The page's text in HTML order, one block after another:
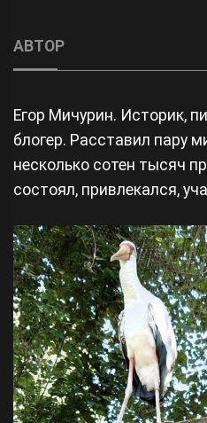
АВТОР
Егор Мичурин. Историк,
блогер. Расставил пару
несколько сотен тысяч
состоял, привлекался,